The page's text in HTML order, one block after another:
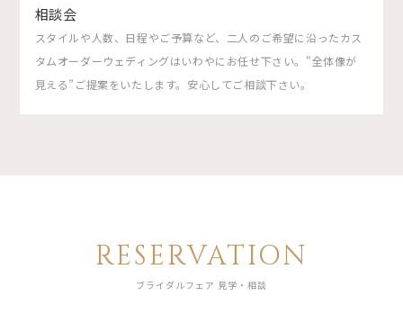
相談会
スタイルや人数、日程やご予算など、二人のご希望に沿ったカス
タムオーダーウェディングはいわやにお任せ下さい。"全体像が
見える”ご提案をいたします。安心してご相談下さい。
RESERVATION
ブライダルフェア 見学・相談